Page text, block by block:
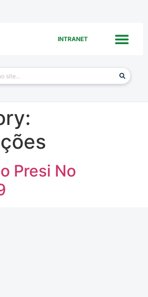
INTRANET
Presi No